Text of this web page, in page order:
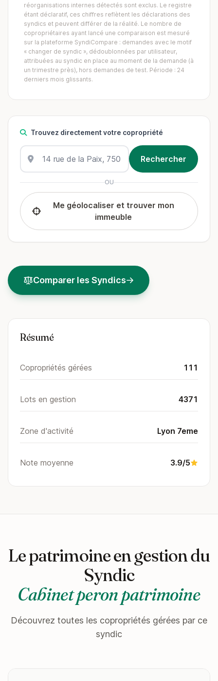
réorganisations internes détectés sont exclus. Le registre
étant déclaratif, ces chiffres reflètent les déclarations des
syndics et peuvent différer de la réalité. Le nombre de
copropriétaires ayant lancé une comparaison est mesuré
sur la plateforme SyndiCompare : demandes avec le motif
« changer de syndic », dédoublonnées par utilisateur,
attribuées au syndic en place au moment de la demande (à
un trimestre près), hors demandes de test. Période : 24
derniers mois glissants.
Trouvez directement votre copropriété
OU
Me géolocaliser et trouver mon
immeuble
Comparer les Syndics
Résumé
Copropriétés gérées 111
Lots en gestion 4371
Zone d'activité Lyon 7eme
Note moyenne 3.9/5
Le patrimoine en gestion du
Syndic
Cabinet peron patrimoine
Découvrez toutes les copropriétés gérées par ce
syndic